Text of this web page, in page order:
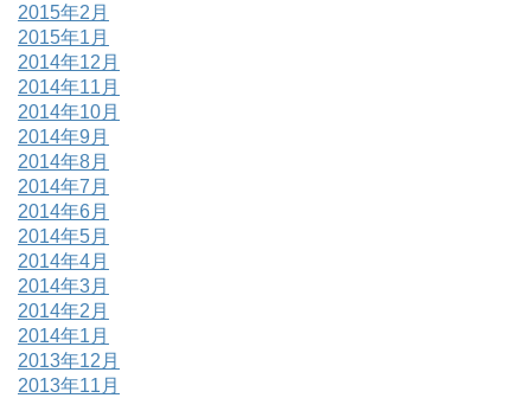
2015年2月
2015年1月
2014年12月
2014年11月
2014年10月
2014年9月
2014年8月
2014年7月
2014年6月
2014年5月
2014年4月
2014年3月
2014年2月
2014年1月
2013年12月
2013年11月